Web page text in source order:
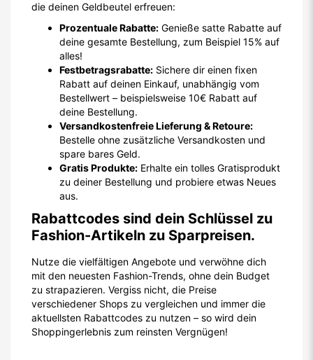
die deinen Geldbeutel erfreuen:
Prozentuale Rabatte: Genieße satte Rabatte auf
deine gesamte Bestellung, zum Beispiel 15% auf
alles!
Festbetragsrabatte: Sichere dir einen fixen
Rabatt auf deinen Einkauf, unabhängig vom
Bestellwert – beispielsweise 10€ Rabatt auf
deine Bestellung.
Versandkostenfreie Lieferung & Retoure:
Bestelle ohne zusätzliche Versandkosten und
spare bares Geld.
Gratis Produkte: Erhalte ein tolles Gratisprodukt
zu deiner Bestellung und probiere etwas Neues
aus.
Rabattcodes sind dein Schlüssel zu
Fashion-Artikeln zu Sparpreisen.
Nutze die vielfältigen Angebote und verwöhne dich
mit den neuesten Fashion-Trends, ohne dein Budget
zu strapazieren. Vergiss nicht, die Preise
verschiedener Shops zu vergleichen und immer die
aktuellsten Rabattcodes zu nutzen – so wird dein
Shoppingerlebnis zum reinsten Vergnügen!